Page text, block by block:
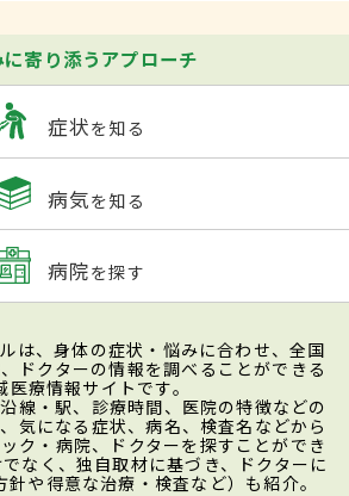
寄り添うアプローチ
症状を知る
病気を知る
病院を探す
は、身体の症状・悩みに合わせ、全国
ドクターの情報を調べることができる
医療情報サイトです。
線・駅、診療時間、医院の特徴などの
気になる症状、病名、検査名などから
ク・病院、ドクターを探すことができ
なく、独自取材に基づき、ドクターに
や得意な治療・検査など）も紹介。